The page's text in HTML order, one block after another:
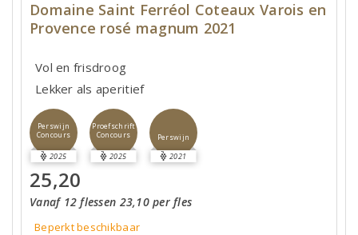
Domaine Saint Ferréol Coteaux Varois en
Provence rosé magnum 2021
Vol en frisdroog
Lekker als aperitief
Perswijn
Concours
2025
Proefschrift
Concours
2025
Perswijn
2021
25,20
Vanaf 12 flessen 23,10 per fles
Beperkt beschikbaar